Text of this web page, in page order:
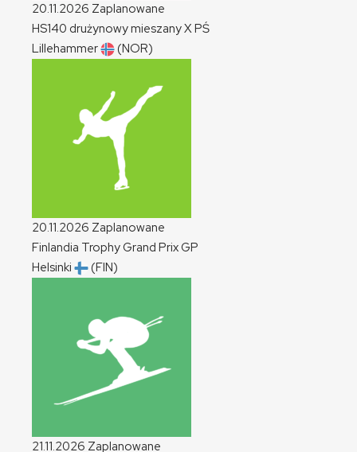
20.11.2026 Zaplanowane
HS140 drużynowy mieszanyXPŚ
Lillehammer
(NOR)
20.11.2026 Zaplanowane
Finlandia Trophy Grand PrixGP
Helsinki
(FIN)
21.11.2026 Zaplanowane